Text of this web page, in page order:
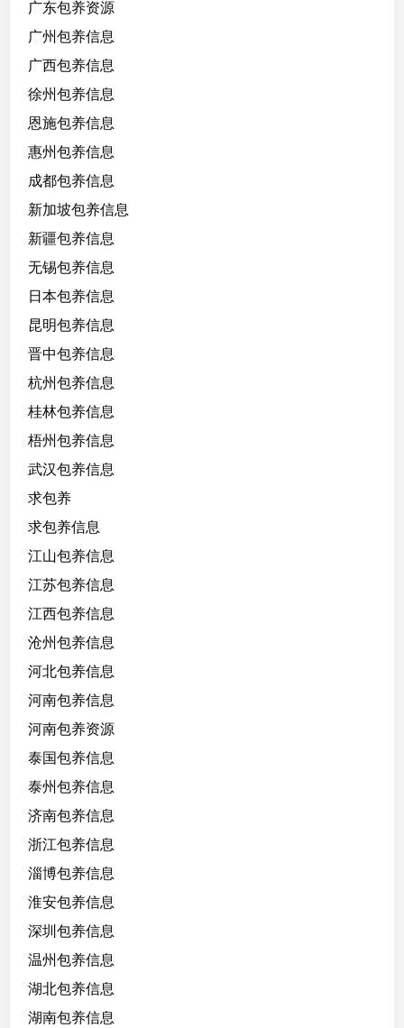
广东包养资源
广州包养信息
广西包养信息
徐州包养信息
恩施包养信息
惠州包养信息
成都包养信息
新加坡包养信息
新疆包养信息
无锡包养信息
日本包养信息
昆明包养信息
晋中包养信息
杭州包养信息
桂林包养信息
梧州包养信息
武汉包养信息
求包养
求包养信息
江山包养信息
江苏包养信息
江西包养信息
沧州包养信息
河北包养信息
河南包养信息
河南包养资源
泰国包养信息
泰州包养信息
济南包养信息
浙江包养信息
淄博包养信息
淮安包养信息
深圳包养信息
温州包养信息
湖北包养信息
湖南包养信息